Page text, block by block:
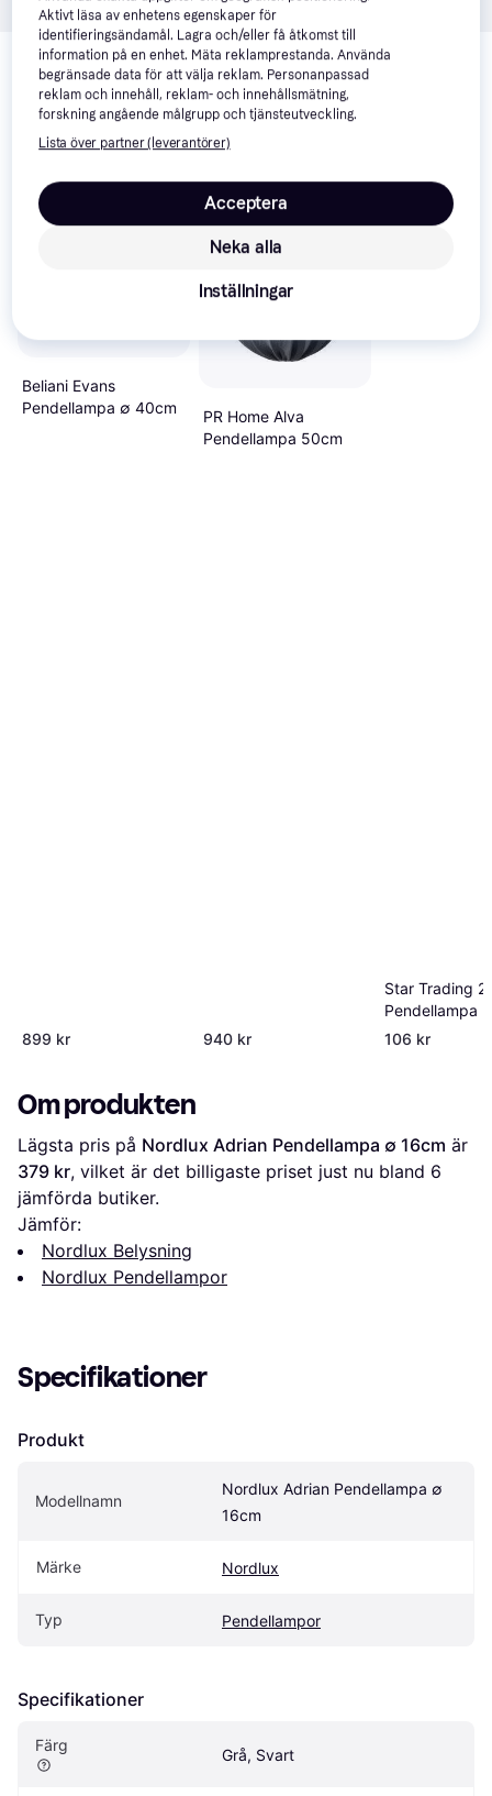
Relaterade produkter
Vi har plockat fram ett urval av produkter som kanske skulle
intressera dig. Visa alla
Beliani Evans
Pendellampa ∅ 40cm
899 kr
PR Home Alva
Pendellampa 50cm
940 kr
Star Trading
Pendellampa
106 kr
Om produkten
Lägsta pris på Nordlux Adrian Pendellampa ∅ 16cm
379 kr, vilket är det billigaste priset just nu bland 6
jämförda butiker.
Jämför:
Nordlux Belysning
Nordlux Pendellampor
Specifikationer
Produkt
Modellnamn
Nordlux Adrian Pendellampa ∅
16cm
Märke Nordlux
Typ Pendellampor
Specifikationer
Färg
Grå, Svart
Aktivt läsa av enhetens egenskaper för
identifieringsändamål. Lagra och/eller få åtkomst till
information på en enhet. Mäta reklamprestanda. Använda
begränsade data för att välja reklam. Personanpassad
reklam och innehåll, reklam- och innehållsmätning,
forskning angående målgrupp och tjänsteutveckling.
Lista över partner (leverantörer)
Neka alla
Acceptera
Inställningar